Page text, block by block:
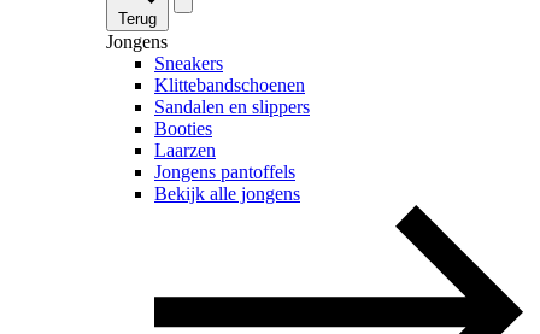
Terug
Jongens
Sneakers
Klittebandschoenen
Sandalen en slippers
Booties
Laarzen
Jongens pantoffels
Bekijk alle jongens